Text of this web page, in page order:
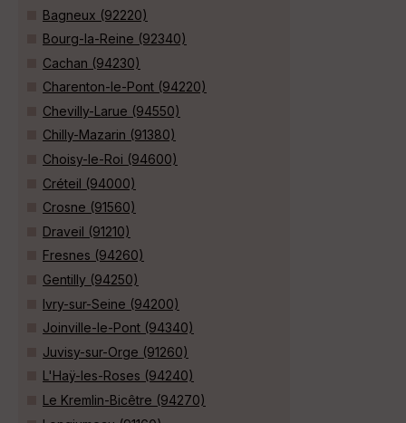
Bagneux (92220)
Bourg-la-Reine (92340)
Cachan (94230)
Charenton-le-Pont (94220)
Chevilly-Larue (94550)
Chilly-Mazarin (91380)
Choisy-le-Roi (94600)
Créteil (94000)
Crosne (91560)
Draveil (91210)
Fresnes (94260)
Gentilly (94250)
Ivry-sur-Seine (94200)
Joinville-le-Pont (94340)
Juvisy-sur-Orge (91260)
L'Haÿ-les-Roses (94240)
Le Kremlin-Bicêtre (94270)